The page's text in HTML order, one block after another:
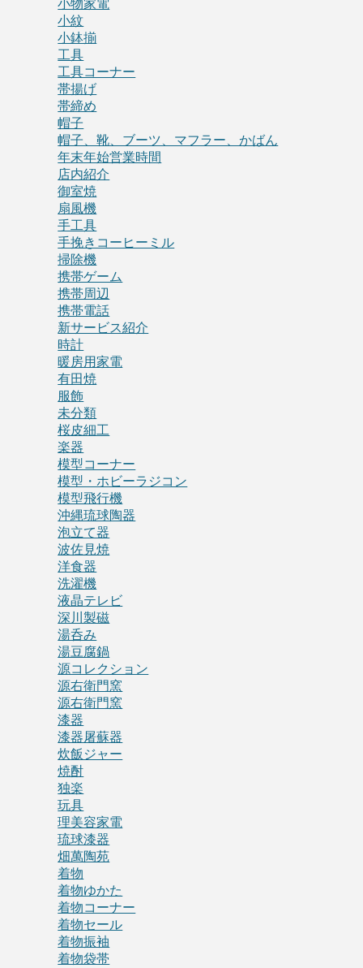
小物家電
小紋
小鉢揃
工具
工具コーナー
帯揚げ
帯締め
帽子
帽子、靴、ブーツ、マフラー、かばん
年末年始営業時間
店内紹介
御室焼
扇風機
手工具
手挽きコーヒーミル
掃除機
携帯ゲーム
携帯周辺
携帯電話
新サービス紹介
時計
暖房用家電
有田焼
服飾
未分類
桜皮細工
楽器
模型コーナー
模型・ホビーラジコン
模型飛行機
沖縄琉球陶器
泡立て器
波佐見焼
洋食器
洗濯機
液晶テレビ
深川製磁
湯呑み
湯豆腐鍋
源コレクション
源右衛門窯
源右衛門窯
漆器
漆器屠蘇器
炊飯ジャー
焼酎
独楽
玩具
理美容家電
琉球漆器
畑萬陶苑
着物
着物ゆかた
着物コーナー
着物セール
着物振袖
着物袋帯